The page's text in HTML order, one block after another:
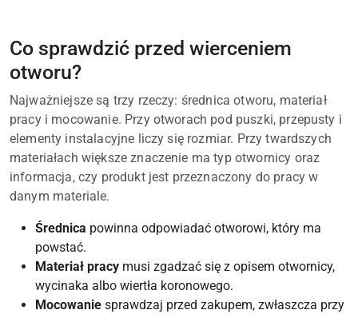
Co sprawdzić przed wierceniem
otworu?
Najważniejsze są trzy rzeczy: średnica otworu, materiał
pracy i mocowanie. Przy otworach pod puszki, przepusty i
elementy instalacyjne liczy się rozmiar. Przy twardszych
materiałach większe znaczenie ma typ otwornicy oraz
informacja, czy produkt jest przeznaczony do pracy w
danym materiale.
Średnica powinna odpowiadać otworowi, który ma
powstać.
Materiał pracy musi zgadzać się z opisem otwornicy,
wycinaka albo wiertła koronowego.
Mocowanie sprawdzaj przed zakupem, zwłaszcza przy